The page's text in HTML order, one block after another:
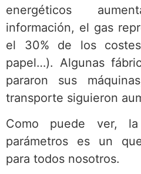
energéticos
información, el gas
el 30% de los
papel…). Algunas
pararon sus
transporte siguieron
Como puede ver,
parámetros es un
para todos nosotros.